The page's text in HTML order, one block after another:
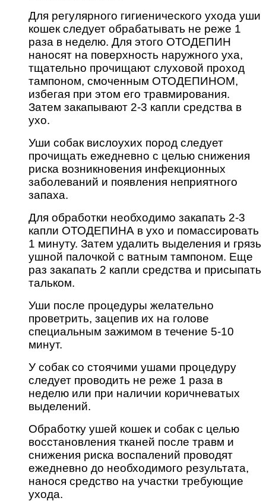
Для регулярного гигиенического ухода уши
кошек следует обрабатывать не реже 1
раза в неделю. Для этого ОТОДЕПИН
наносят на поверхность наружного уха,
тщательно прочищают слуховой проход
тампоном, смоченным ОТОДЕПИНОМ,
избегая при этом его травмирования.
Затем закапывают 2-3 капли средства в
ухо.
Уши собак вислоухих пород следует
прочищать ежедневно с целью снижения
риска возникновения инфекционных
заболеваний и появления неприятного
запаха.
Для обработки необходимо закапать 2-3
капли ОТОДЕПИНА в ухо и помассировать
1 минуту. Затем удалить выделения и грязь
ушной палочкой с ватным тампоном. Еще
раз закапать 2 капли средства и присыпать
тальком.
Уши после процедуры желательно
проветрить, зацепив их на голове
специальным зажимом в течение 5-10
минут.
У собак со стоячими ушами процедуру
следует проводить не реже 1 раза в
неделю или при наличии коричневатых
выделений.
Обработку ушей кошек и собак с целью
восстановления тканей после травм и
снижения риска воспалений проводят
ежедневно до необходимого результата,
нанося средство на участки требующие
ухода.